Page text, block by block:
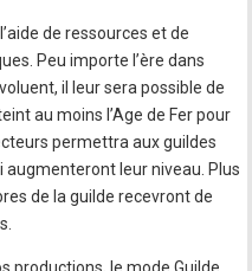
de ressources et de
Peu importe l’ère dans
il leur sera possible de
au moins l’Age de Fer pour
permettra aux guildes
augmenteront leur niveau. Plus
de la guilde recevront de